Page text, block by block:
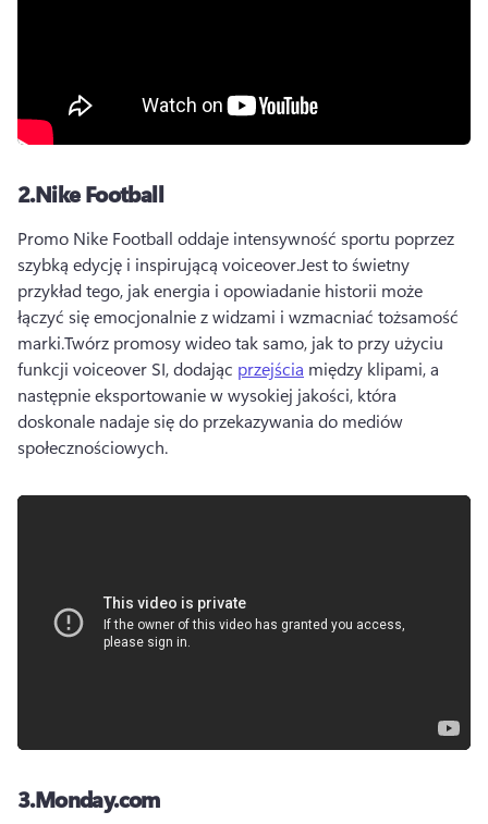
2.Nike Football
Promo Nike Football oddaje intensywność sportu poprzez
szybką edycję i inspirującą voiceover.Jest to świetny
przykład tego, jak energia i opowiadanie historii może
łączyć się emocjonalnie z widzami i wzmacniać tożsamość
marki.Twórz promosy wideo tak samo, jak to przy użyciu
funkcji voiceover SI, dodając przejścia między klipami, a
następnie eksportowanie w wysokiej jakości, która
doskonale nadaje się do przekazywania do mediów
społecznościowych.
3.Monday.com